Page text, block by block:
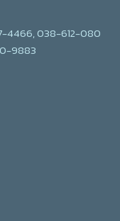
4466, 038-612-080
9883